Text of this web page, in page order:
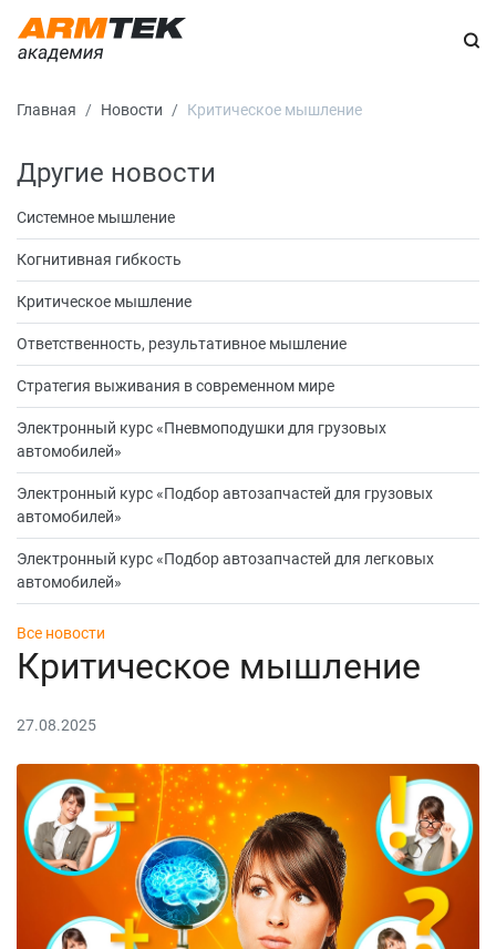
Главная Новости Критическое мышление
Другие новости
Системное мышление
Когнитивная гибкость
Критическое мышление
Ответственность, результативное мышление
Стратегия выживания в современном мире
Электронный курс «Пневмоподушки для грузовых
автомобилей»
Электронный курс «Подбор автозапчастей для грузовых
автомобилей»
Электронный курс «Подбор автозапчастей для легковых
автомобилей»
Все новости
Критическое мышление
27.08.2025